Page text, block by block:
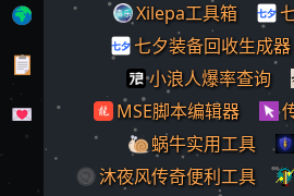
Xilepa工具箱
七夕装备回收生成器
小浪人爆率查询
MSE脚本编辑器
蜗牛实用工具
沐夜风传奇便利工具